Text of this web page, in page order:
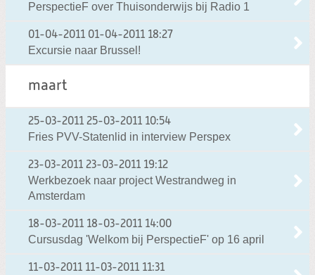
PerspectieF over Thuisonderwijs bij Radio 1
01-04-2011 01-04-2011 18:27
Excursie naar Brussel!
maart
25-03-2011 25-03-2011 10:54
Fries PVV-Statenlid in interview Perspex
23-03-2011 23-03-2011 19:12
Werkbezoek naar project Westrandweg in
Amsterdam
18-03-2011 18-03-2011 14:00
Cursusdag 'Welkom bij PerspectieF' op 16 april
11-03-2011 11-03-2011 11:31